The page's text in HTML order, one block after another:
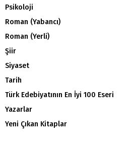
Psikoloji
Roman (Yabancı)
Roman (Yerli)
Şiir
Siyaset
Tarih
Türk Edebiyatının En İyi 100 Eseri
Yazarlar
Yeni Çıkan Kitaplar